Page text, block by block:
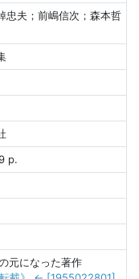
忠夫；前嶋信次；森本哲
p.
元になった著作